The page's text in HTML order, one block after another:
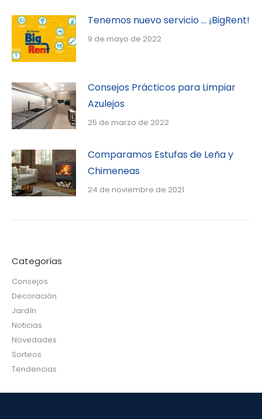
Tenemos nuevo servicio … ¡BigRent!
9 de mayo de 2022
Consejos Prácticos para Limpiar
Azulejos
25 de marzo de 2022
Comparamos Estufas de Leña y
Chimeneas
24 de noviembre de 2021
Categorías
Consejos
Decoración
Jardín
Noticias
Novedades
Sorteos
Tendencias